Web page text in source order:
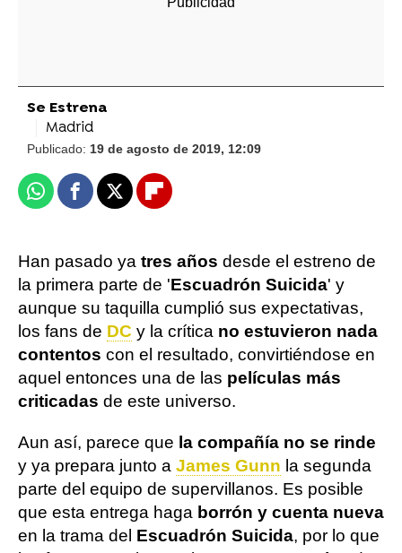
Se Estrena
Madrid
Publicado: 19 de agosto de 2019, 12:09
WhatsappFacebook
X Flipboard
Han pasado ya tres años desde el estreno de
la primera parte de 'Escuadrón Suicida' y
aunque su taquilla cumplió sus expectativas,
los fans de DC y la crítica no estuvieron nada
contentos con el resultado, convirtiéndose en
aquel entonces una de las películas más
criticadas de este universo.
Aun así, parece que la compañía no se rinde
y ya prepara junto a James Gunn la segunda
parte del equipo de supervillanos. Es posible
que esta entrega haga borrón y cuenta nueva
en la trama del Escuadrón Suicida, por lo que